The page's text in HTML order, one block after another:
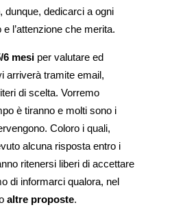
dunque, dedicarci a ogni
l’attenzione che merita.
6 mesi per valutare ed
arriverà tramite email,
di scelta. Vorremo
è tiranno e molti sono i
Coloro i quali,
alcuna risposta entro i
ritenersi liberi di accettare
di informarci qualora, nel
altre proposte.